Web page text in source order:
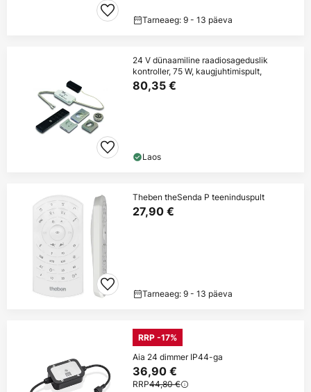
Tarneaeg: 9 - 13 päeva
24 V dünaamiline raadiosageduslik
kontroller, 75 W, kaugjuhtimispult,
80,35 €
Laos
Theben theSenda P teeninduspult
27,90 €
Tarneaeg: 9 - 13 päeva
RRP -17%
Aia 24 dimmer IP44-ga
36,90 €
RRP44,80 €